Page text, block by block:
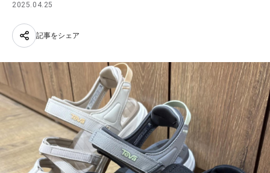
2025.04.25
記事をシェア